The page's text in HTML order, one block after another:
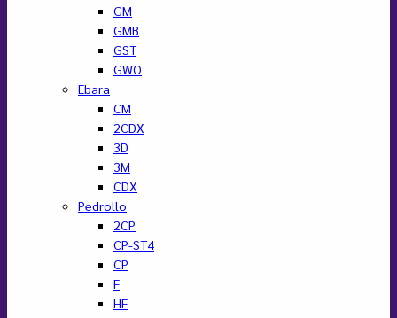
GM
GMB
GST
GWO
Ebara
CM
2CDX
3D
3M
CDX
Pedrollo
2CP
CP-ST4
CP
F
HF